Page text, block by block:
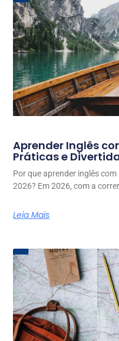
Aprender Inglês
Práticas e
Por que aprender inglês
2026? Em 2026, com a
Leia Mais